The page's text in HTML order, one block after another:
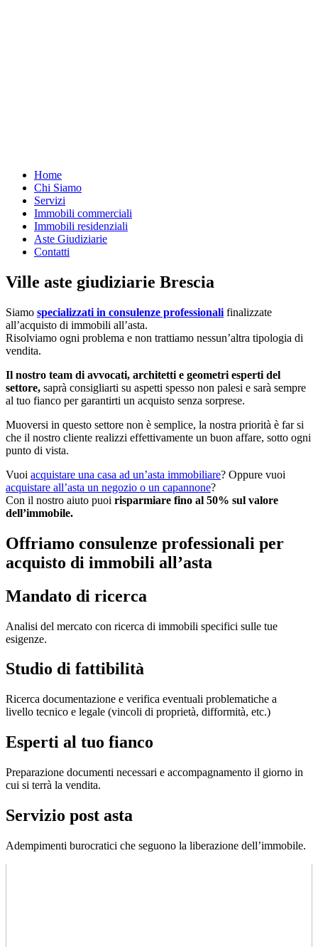
Home
Chi Siamo
Servizi
Immobili commerciali
Immobili residenziali
Aste Giudiziarie
Contatti
Ville aste giudiziarie Brescia
Siamo specializzati in consulenze professionali finalizzate
all’acquisto di immobili all’asta.
Risolviamo ogni problema e non trattiamo nessun’altra tipologia di
vendita.
Il nostro team di avvocati, architetti e geometri esperti del
settore, saprà consigliarti su aspetti spesso non palesi e sarà sempre
al tuo fianco per garantirti un acquisto senza sorprese.
Muoversi in questo settore non è semplice, la nostra priorità è far si
che il nostro cliente realizzi effettivamente un buon affare, sotto ogni
punto di vista.
Vuoi acquistare una casa ad un’asta immobiliare? Oppure vuoi
acquistare all’asta un negozio o un capannone?
Con il nostro aiuto puoi risparmiare fino al 50% sul valore
dell’immobile.
Offriamo consulenze professionali per
acquisto di immobili all’asta
Mandato di ricerca
Analisi del mercato con ricerca di immobili specifici sulle tue
esigenze.
Studio di fattibilità
Ricerca documentazione e verifica eventuali problematiche a
livello tecnico e legale (vincoli di proprietà, difformità, etc.)
Esperti al tuo fianco
Preparazione documenti necessari e accompagnamento il giorno in
cui si terrà la vendita.
Servizio post asta
Adempimenti burocratici che seguono la liberazione dell’immobile.